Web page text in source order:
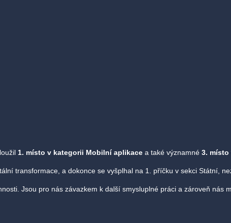
1. místo v kategorii Mobilní aplikace a také významné 3.
transformace, a dokonce se vyšplhal na 1. příčku v sekci Státní,
Jsou pro nás závazkem k další smysluplné práci a zároveň nás